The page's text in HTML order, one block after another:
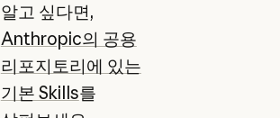
알고 싶다면,
Anthropic의 공용
리포지토리에 있는
기본 Skills를